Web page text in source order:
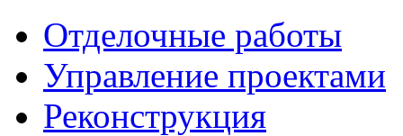
Отделочные работы
Управление проектами
Реконструкция